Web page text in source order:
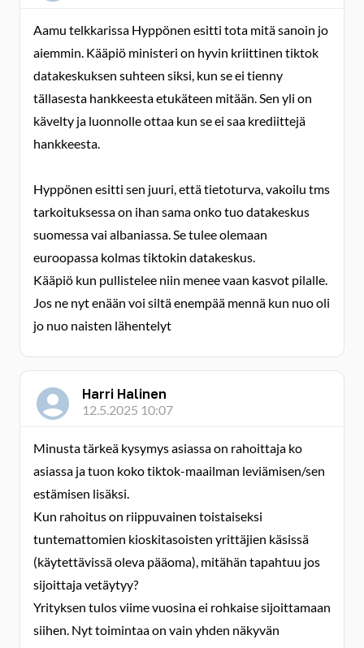
Aamu telkkarissa Hyppönen esitti tota mitä sanoin jo
aiemmin. Kääpiö ministeri on hyvin kriittinen tiktok
datakeskuksen suhteen siksi, kun se ei tienny
tällasesta hankkeesta etukäteen mitään. Sen yli on
kävelty ja luonnolle ottaa kun se ei saa krediittejä
hankkeesta.
Hyppönen esitti sen juuri, että tietoturva, vakoilu tms
tarkoituksessa on ihan sama onko tuo datakeskus
suomessa vai albaniassa. Se tulee olemaan
euroopassa kolmas tiktokin datakeskus.
Kääpiö kun pullistelee niin menee vaan kasvot pilalle.
Jos ne nyt enään voi siltä enempää mennä kun nuo oli
jo nuo naisten lähentelyt
Harri Halinen
12.5.2025 10:07
Minusta tärkeä kysymys asiassa on rahoittaja ko
asiassa ja tuon koko tiktok-maailman leviämisen/sen
estämisen lisäksi.
Kun rahoitus on riippuvainen toistaiseksi
tuntemattomien kioskitasoisten yrittäjien käsissä
(käytettävissä oleva pääoma), mitähän tapahtuu jos
sijoittaja vetäytyy?
Yrityksen tulos viime vuosina ei rohkaise sijoittamaan
siihen. Nyt toimintaa on vain yhden näkyvän